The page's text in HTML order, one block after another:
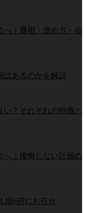
へ｜費用・進め方・会
はあるのかを解説
？それぞれの特徴と
へ｜後悔しない計画の
JBHRにお任せ